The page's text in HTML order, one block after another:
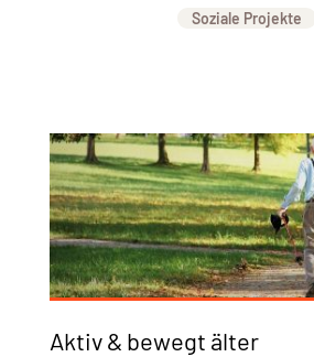
Soziale Projekte
Aktiv & bewegt älter